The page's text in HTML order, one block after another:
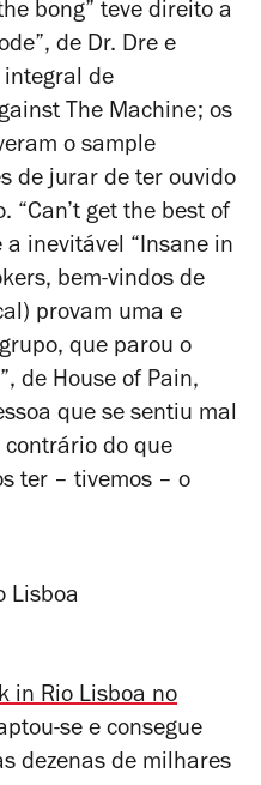
bong” teve direito a
de Dr. Dre e
integral de
The Machine; os
o sample
de jurar de ter ouvido
“Can’t get the best of
a inevitável “Insane in
bem-vindos de
provam uma e
que parou o
de House of Pain,
que se sentiu mal
do que
ter – tivemos – o
in Rio Lisboa no
se e consegue
dezenas de milhares